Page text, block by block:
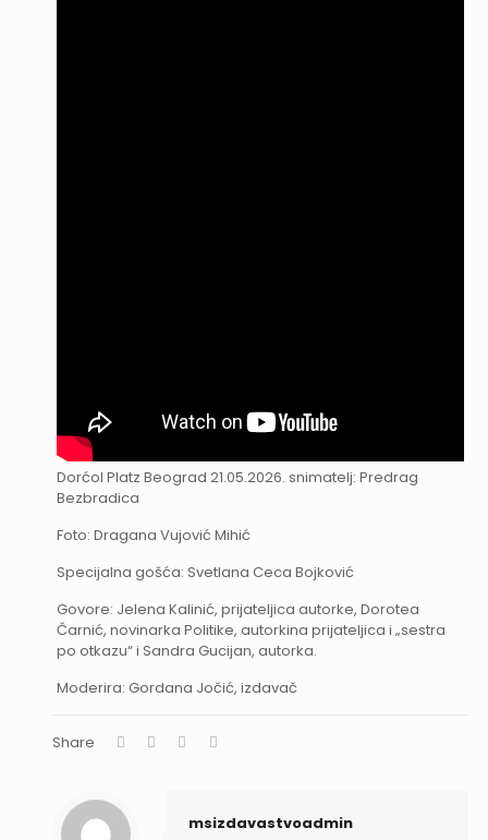
Dorćol Platz Beograd 21.05.2026. snimatelj: Predrag
Bezbradica
Foto: Dragana Vujović Mihić
Specijalna gošća: Svetlana Ceca Bojković
Govore: Jelena Kalinić, prijateljica autorke, Dorotea
Čarnić, novinarka Politike, autorkina prijateljica i „sestra
po otkazu“ i Sandra Gucijan, autorka.
Moderira: Gordana Jočić, izdavač
Share
msizdavastvoadmin